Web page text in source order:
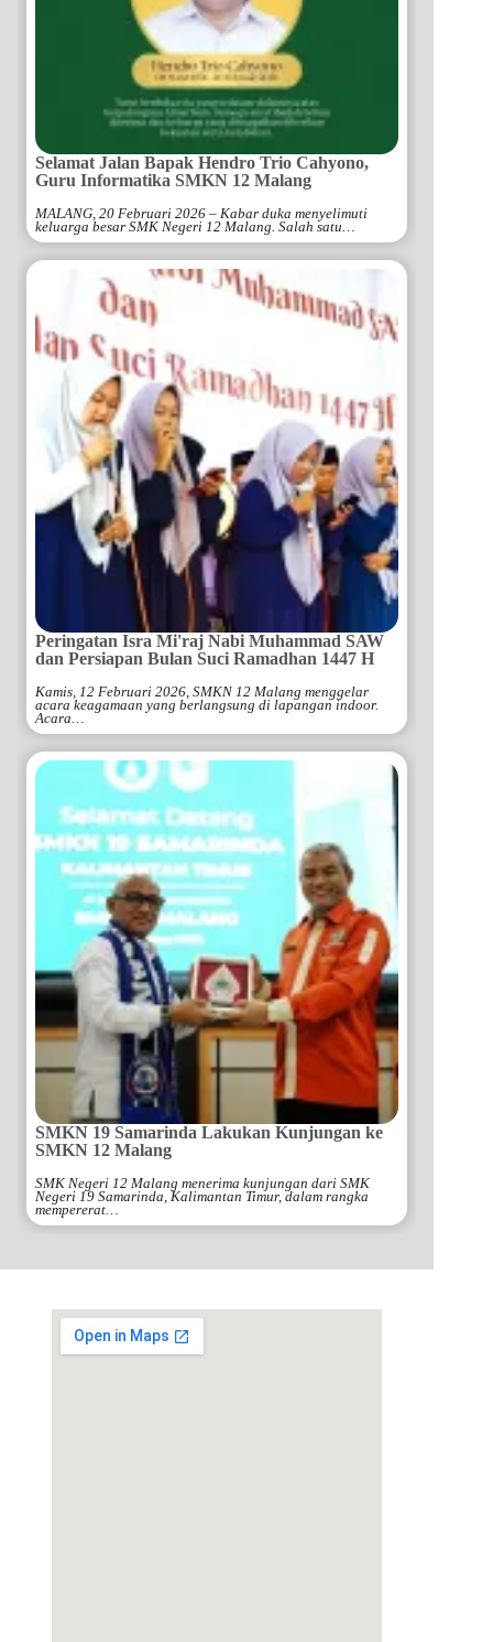
Selamat Jalan Bapak Hendro Trio Cahyono,
Guru Informatika SMKN 12 Malang
MALANG, 20 Februari 2026 – Kabar duka menyelimuti
keluarga besar SMK Negeri 12 Malang. Salah satu…
Peringatan Isra Mi'raj Nabi Muhammad SAW
dan Persiapan Bulan Suci Ramadhan 1447 H
Kamis, 12 Februari 2026, SMKN 12 Malang menggelar
acara keagamaan yang berlangsung di lapangan indoor.
Acara…
SMKN 19 Samarinda Lakukan Kunjungan ke
SMKN 12 Malang
SMK Negeri 12 Malang menerima kunjungan dari SMK
Negeri 19 Samarinda, Kalimantan Timur, dalam rangka
mempererat…